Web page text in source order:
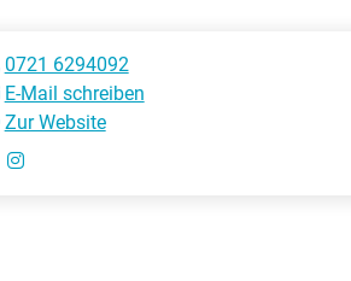
0721 6294092
E-Mail schreiben
Zur Website